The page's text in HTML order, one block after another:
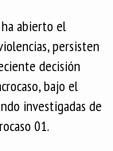
ha abierto el
persisten
decisión
bajo el
investigadas de
01.